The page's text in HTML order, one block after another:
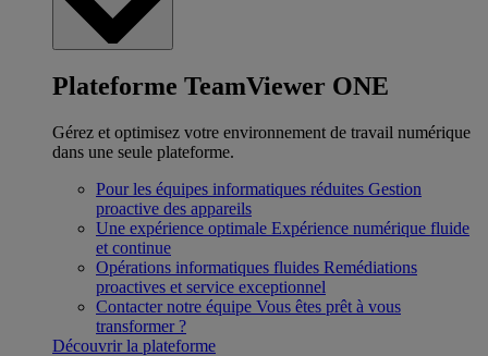
Plateforme TeamViewer ONE
Gérez et optimisez votre environnement de travail numérique
dans une seule plateforme.
Pour les équipes informatiques réduites Gestion
proactive des appareils
Une expérience optimale Expérience numérique fluide
et continue
Opérations informatiques fluides Remédiations
proactives et service exceptionnel
Contacter notre équipe Vous êtes prêt à vous
transformer ?
Découvrir la plateforme